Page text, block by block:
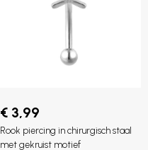
€ 3,99
Rook piercing in chirurgisch staal
met gekruist motief